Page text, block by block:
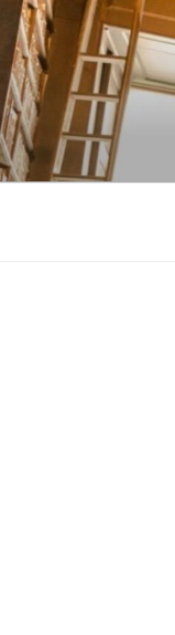
Saltar
para
conteúdo